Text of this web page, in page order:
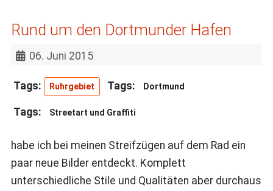
Rund um den Dortmunder Hafen
06. Juni 2015
Ruhrgebiet Dortmund
Streetart und Graffiti
habe ich bei meinen Streifzügen auf dem Rad ein
paar neue Bilder entdeckt. Komplett
unterschiedliche Stile und Qualitäten aber durchaus